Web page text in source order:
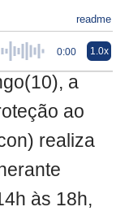
readme
0:00 1.0x
a
ao
realiza
às 18h,